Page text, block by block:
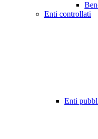
Enti controllati
Enti